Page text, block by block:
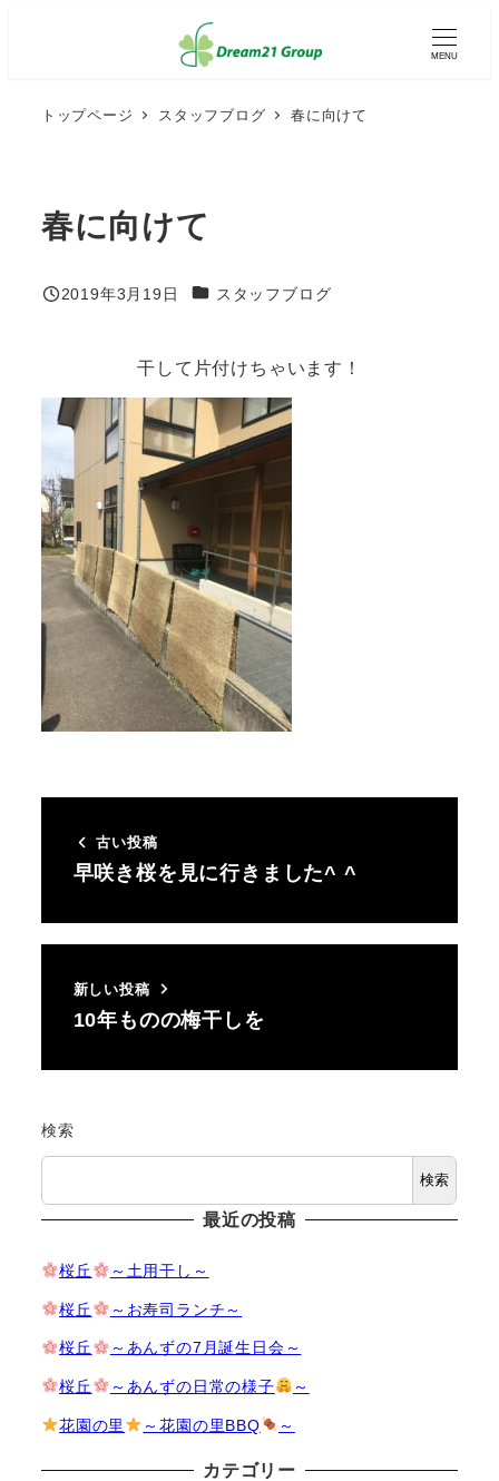
MENU
トップページ スタッフブログ 春に向けて
春に向けて
投稿日
2019年3月19日 カテゴリー
スタッフブログ
干して片付けちゃいます！
古い投稿
早咲き桜を見に行きました^ ^
新しい投稿
10年ものの梅干しを
検索
検索
最近の投稿
桜丘 ～土用干し～
桜丘 ～お寿司ランチ～
桜丘 ～あんずの7月誕生日会～
桜丘 ～あんずの日常の様子 ～
花園の里 ～花園の里BBQ ～
カテゴリー